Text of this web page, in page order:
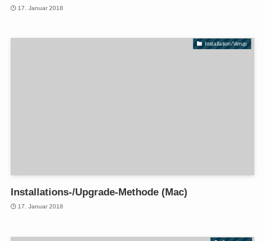
17. Januar 2018
Installation/Verup
Installations-/Upgrade-Methode (Mac)
17. Januar 2018